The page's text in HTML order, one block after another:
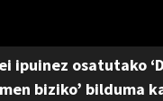
ipuinez osatutako
biziko’ bilduma